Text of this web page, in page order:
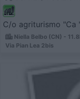
C/o agriturismo "Ca
Niella Belbo (CN) -
Via Pian Lea 2bis